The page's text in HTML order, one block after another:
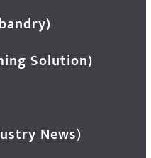
Solution)
News)